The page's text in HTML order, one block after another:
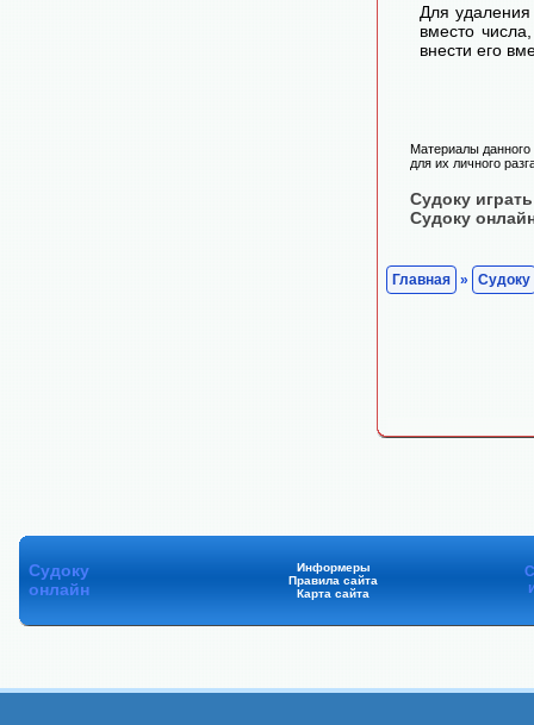
Для
вместо
внести его
Материалы данного
для их личного
Судоку играть
Судоку
Главная » Судоку
Судоку
онлайн
Информеры
Правила сайта
Карта сайта